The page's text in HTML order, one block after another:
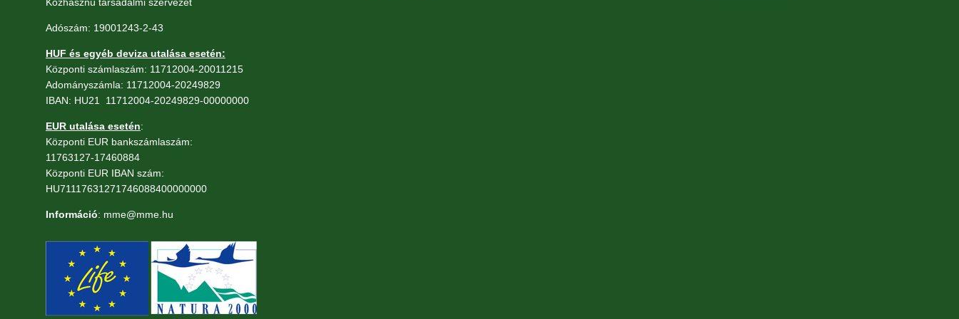
Adószám: 19001243-2-43
HUF és egyéb deviza utalása esetén:
Központi számlaszám: 11712004-20011215
Adományszámla: 11712004-20249829
IBAN: HU21 11712004-20249829-00000000
EUR utalása esetén:
Központi EUR bankszámlaszám:
11763127-17460884
Központi EUR IBAN szám:
HU71117631271746088400000000
Információ: mme@mme.hu